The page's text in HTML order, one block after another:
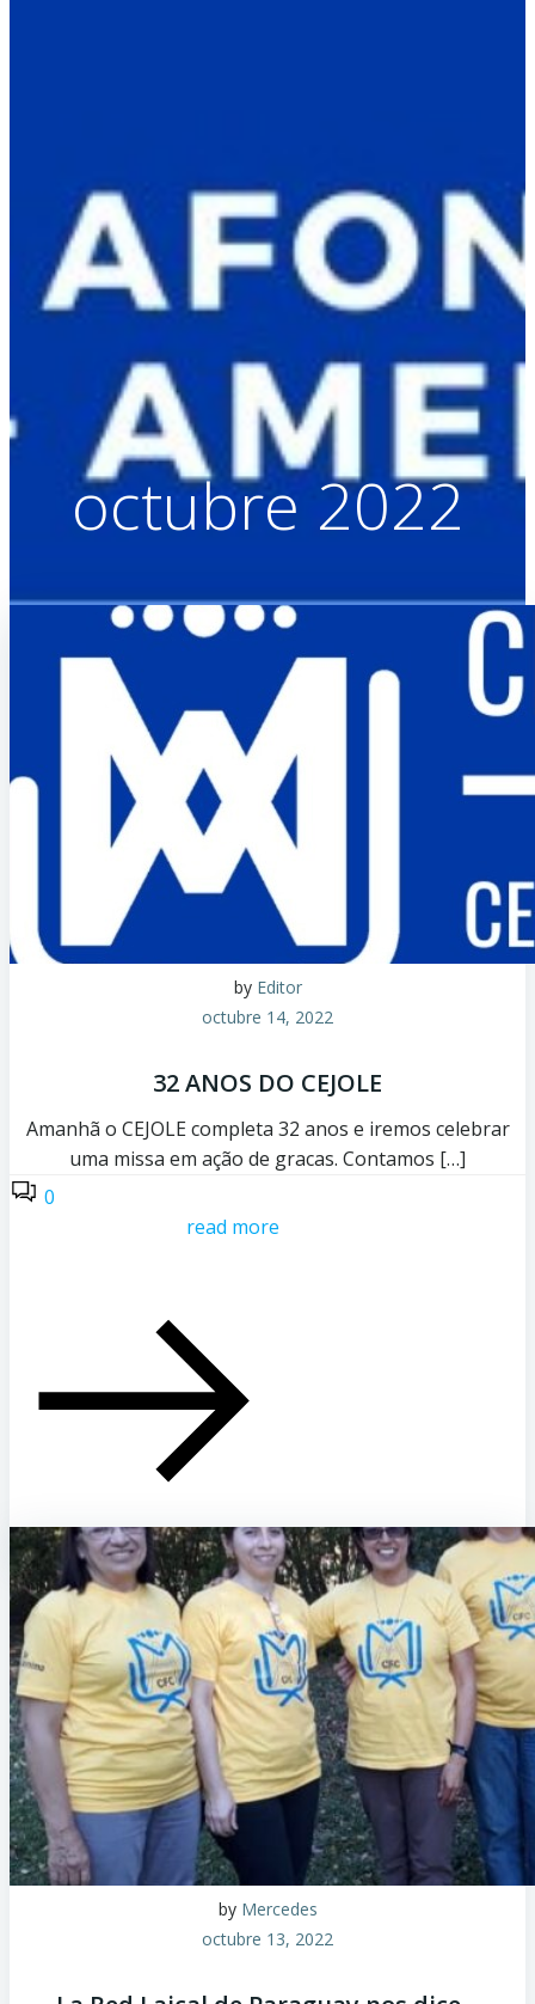
octubre 2022
by Editor
octubre 14, 2022
32 ANOS DO CEJOLE
Amanhã o CEJOLE completa 32 anos e iremos celebrar
uma missa em ação de gracas. Contamos […]
0
read more
by Mercedes
octubre 13, 2022